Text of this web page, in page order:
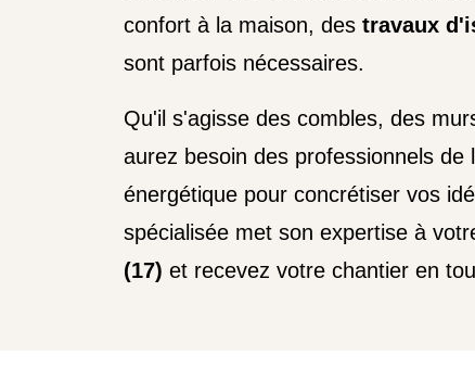
confort à la maison, des travaux
sont parfois nécessaires.
Qu'il s'agisse des combles, des
aurez besoin des professionnels de
énergétique pour concrétiser vos
spécialisée met son expertise à
(17) et recevez votre chantier en